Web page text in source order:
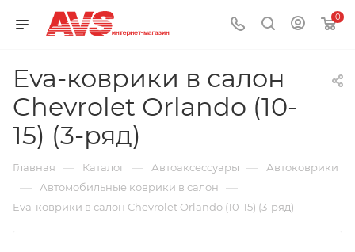
0
Eva-коврики в салон
Chevrolet Orlando (10-
15) (3-ряд)
Главная — Каталог — Автоаксессуары — Автоковрики
— Автомобильные коврики в салон —
Eva-коврики в салон Chevrolet Orlando (10-15) (3-ряд)